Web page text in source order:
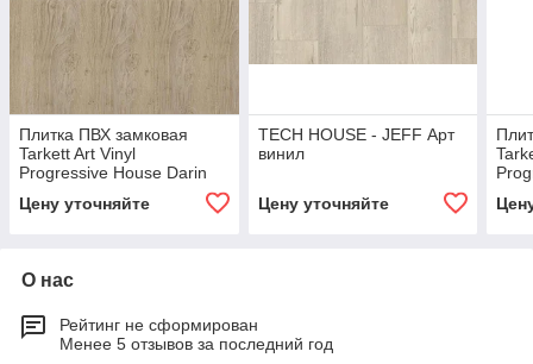
Плитка ПВХ замковая
Tarkett Art Vinyl
Progressive House Darin
Цену уточняйте
TECH HOUSE - JEFF Арт
винил
Цену уточняйте
О нас
Рейтинг не сформирован
Менее 5 отзывов за последний год